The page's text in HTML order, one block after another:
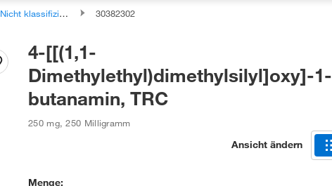
Nicht klassifizierte organische Verbindungen 30382302
4-[[(1,1-
Dimethylethyl)dimethylsilyl]oxy]-1-
butanamin, TRC
250 mg,250 Milligramm
Ansicht ändern
Menge: